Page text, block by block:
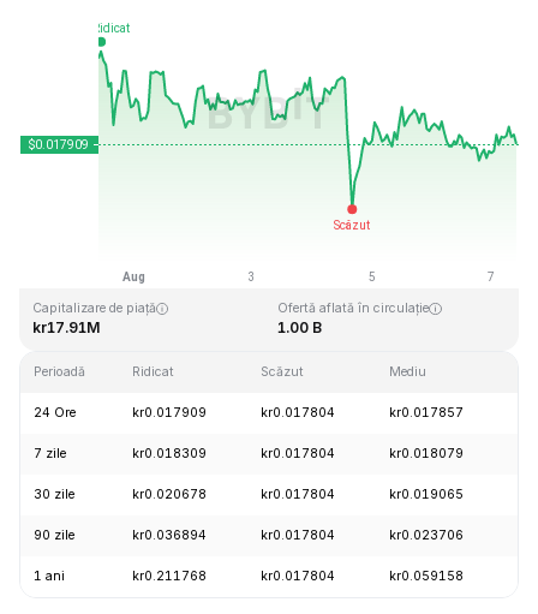
Capitalizare de piață
kr17.91M
Ofertă aflată în circulație
1.00 B
Perioadă Ridicat Scăzut Mediu
24 Ore kr0.017909 kr0.017804 kr0.017857
7 zile kr0.018309 kr0.017804 kr0.018079
30 zile kr0.020678 kr0.017804 kr0.019065
90 zile kr0.036894 kr0.017804 kr0.023706
1 ani kr0.211768 kr0.017804 kr0.059158